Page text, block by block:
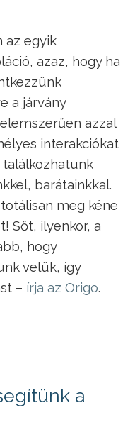
az egyik
azaz, hogy ha
a járvány
azzal
interakciókat
barátainkkal.
meg kéne
Sőt, ilyenkor, a
hogy
velük, így
– írja az Origo.
a